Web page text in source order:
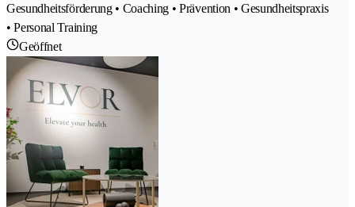
Gesundheitsförderung • Coaching • Prävention • Gesundheitspraxis
• Personal Training
Geöffnet